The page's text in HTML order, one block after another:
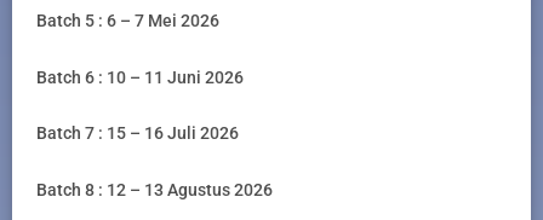
Batch 5 : 6 – 7 Mei 2026
Batch 6 : 10 – 11 Juni 2026
Batch 7 : 15 – 16 Juli 2026
Batch 8 : 12 – 13 Agustus 2026